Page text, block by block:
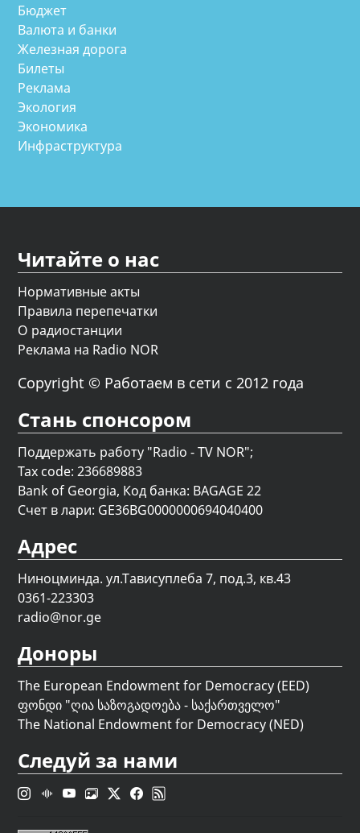
Бюджет
Валюта и банки
Железная дорога
Билеты
Реклама
Экология
Экономика
Инфраструктура
Читайте о нас
Нормативные акты
Правила перепечатки
О радиостанции
Реклама на Radio NOR
Copyright © Работаем в сети с 2012 года
Стань спонсором
Поддержать работу "Radio - TV NOR";
Tax code: 236689883
Bank of Georgia, Код банка: BAGAGE 22
Счет в лари: GE36BG0000000694040400
Адрес
Ниноцминда. ул.Тависуплеба 7, под.3, кв.43
0361-223303
radio@nor.ge
Доноры
The European Endowment for Democracy (EED)
ფონდი "ღია საზოგადოება - საქართველო"
The National Endowment for Democracy (NED)
Следуй за нами